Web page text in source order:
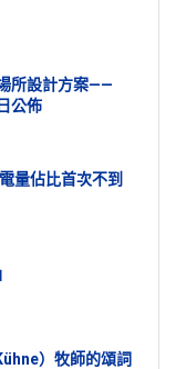
所設計方案——
公佈
量佔比首次不到
）牧師的頌詞